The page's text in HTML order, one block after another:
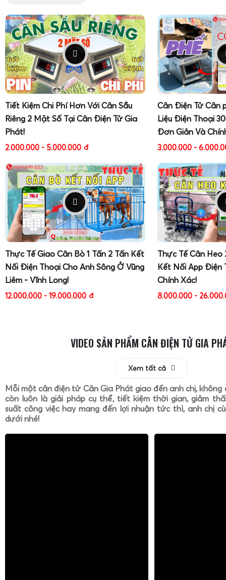
Tiết Kiệm Chi Phí Hơn Với Cân Sầu
Riêng 2 Mặt Số Tại Cân Điện Tử Gia
Phát!
2.000.000 - 5.000.000 đ
Cân Điện Tử Cân
Liệu Điện Thoại
Đơn Giản Và
3.000.000 -
Thực Tế Giao Cân Bò 1 Tấn 2 Tấn Kết
Nối Điện Thoại Cho Anh Sông Ở Vũng
Liêm - Vĩnh Long!
12.000.000 - 19.000.000 đ
Thực Tế Cân
Kết Nối App Điện
Chính Xác!
8.000.000 -
VIDEO SẢN PHẨM CÂN ĐIỆN TỬ GIA
Xem tất cả
Mỗi một cân điện tử Cân Gia Phát giao đến anh chị, không
còn luôn là giải pháp cụ thể, tiết kiệm thời gian, giảm
suất công việc hay mang đến lợi nhuận tức thì, anh chị
dưới nhé!